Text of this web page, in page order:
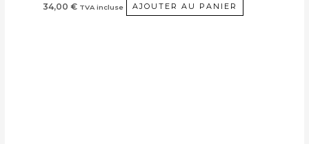
34,00€ TVA incluse AJOUTER AU PANIER